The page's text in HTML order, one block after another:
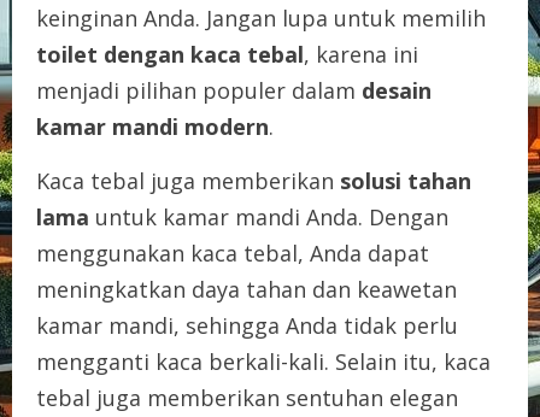
keinginan Anda. Jangan lupa untuk memilih
toilet dengan kaca tebal, karena ini
menjadi pilihan populer dalam desain
kamar mandi modern.
Kaca tebal juga memberikan solusi tahan
lama untuk kamar mandi Anda. Dengan
menggunakan kaca tebal, Anda dapat
meningkatkan daya tahan dan keawetan
kamar mandi, sehingga Anda tidak perlu
mengganti kaca berkali-kali. Selain itu, kaca
tebal juga memberikan sentuhan elegan